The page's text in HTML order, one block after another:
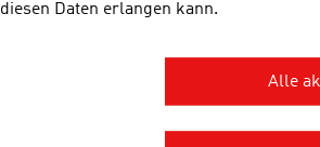
diesen Daten erlangen kann.
Alle